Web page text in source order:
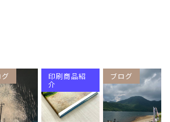
印刷商品紹
介
ブログ